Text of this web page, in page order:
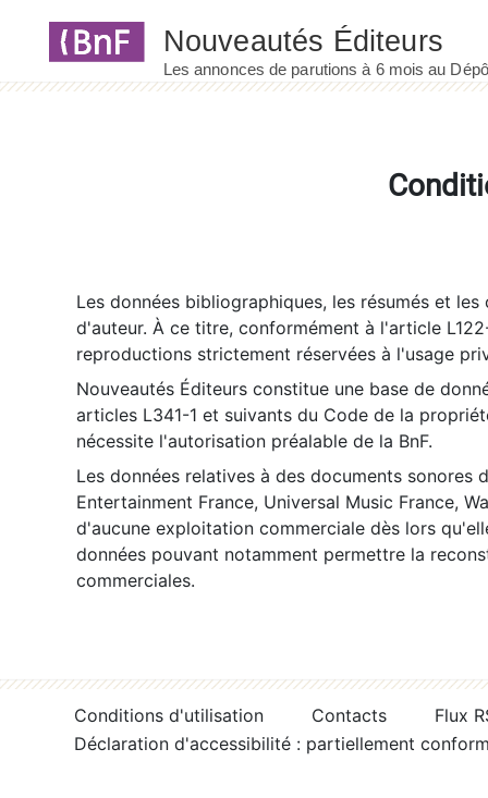
Les données bibliographiques, les résumés et
d'auteur. À ce titre, conformément à l'article
reproductions strictement réservées à l'usage
Nouveautés Éditeurs constitue une base de
articles L341-1 et suivants du Code de la
nécessite l'autorisation préalable de la BnF.
Les données relatives à des documents sonores
Entertainment France, Universal Music France,
d'aucune exploitation commerciale dès lors
données pouvant notamment permettre la
commerciales.
Conditions d'utilisation Contacts
Flux
Déclaration d'accessibilité : partiellement